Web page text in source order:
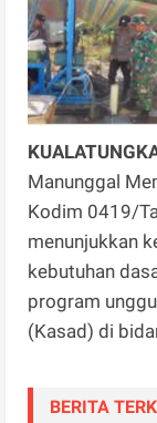
Manunggal
Kodim 0419/
menunjukkan
kebutuhan
program
(Kasad) di
BERITA